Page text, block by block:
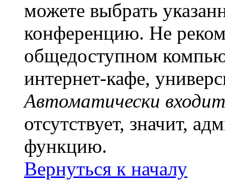
можете выбрать
конференцию. Не
общедоступном
интернет-кафе,
Автоматически
отсутствует, значит,
функцию.
Вернуться к началу